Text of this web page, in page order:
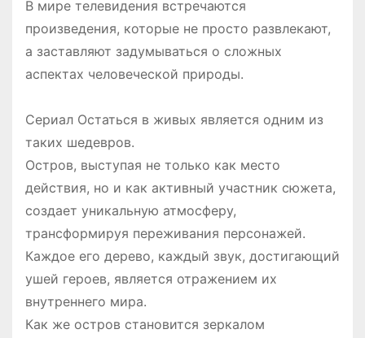
В мире телевидения встречаются
произведения, которые не просто развлекают,
а заставляют задумываться о сложных
аспектах человеческой природы.
Сериал Остаться в живых является одним из
таких шедевров.
Остров, выступая не только как место
действия, но и как активный участник сюжета,
создает уникальную атмосферу,
трансформируя переживания персонажей.
Каждое его дерево, каждый звук, достигающий
ушей героев, является отражением их
внутреннего мира.
Как же остров становится зеркалом